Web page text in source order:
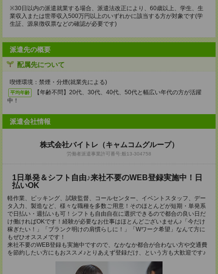
※30日以内の派遣就業する場合、派遣法改正により、60歳以上、学生、生
業収入または世帯収入500万円以上のいずれかに該当する方が対象です(学
生証、源泉徴収票などの確認が必要です)
派遣先の概要
配属先について
喫煙環境：禁煙・分煙(就業先による)
平均年齢
【年齢不問】20代、30代、40代、50代と幅広い年代の方が活躍
中！
派遣会社情報
株式会社バイトレ（キャムコムグループ）
労働者派遣事業許可番号:般13-304758
1日単発＆シフト自由♪来社不要のWEB登録実施中！日
払いOK
軽作業、ピッキング、試験監督、コールセンター、イベントスタッフ、デー
タ入力、製造など、様々な職種を多数ご用意！そのほとんどが短期・単発系
で日払い・週払いも可！シフトも自由自在に選択できるので都合の良い日だ
け働ければOKです！経験が必要なお仕事はほとんどございません♪「今だけ
稼ぎたい！」「ブランク明けの肩慣らしに！」「Wワーク希望」なんて方に
もぜひオススメです！
来社不要のWEB登録も実施中ですので、なかなか都合が合わない方や交通費
を節約したい方にもおススメ♪とりあえず登録だけ、という方も大歓迎です♪